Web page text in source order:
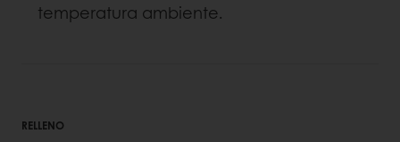
temperatura ambiente.
RELLENO